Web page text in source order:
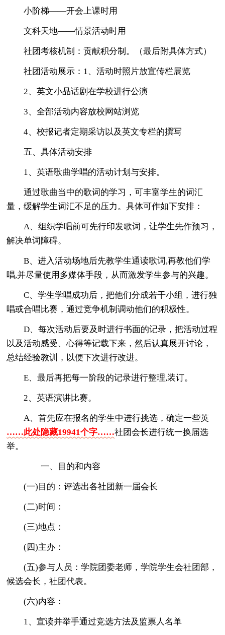
小阶梯——开会上课时用
文科天地——情景活动时用
社团考核机制：贡献积分制。（最后附具体方式）
社团活动展示：1、活动时照片放宣传栏展览
2、英文小品话剧在学校进行公演
3、全部活动内容放校网站浏览
4、校报记者定期采访以及英文专栏的撰写
五、具体活动安排
1、英语歌曲学唱的活动计划与安排。
通过歌曲当中的歌词的学习，可丰富学生的词汇
量，缓解学生词汇不足的压力。具体可作如下安排：
A、组织学唱前可先行印发歌词，让学生先作预习，
解决单词障碍。
B、进入活动场地后先教学生通读歌词,再教他们学
唱,并尽量使用多媒体手段，从而激发学生参与的兴趣。
C、学生学唱成功后，把他们分成若干小组，进行独
唱或合唱比赛，通过竞争机制调动他们的积极性。
D、每次活动后要及时进行书面的记录，把活动过程
以及活动感受、心得等记载下来，然后认真展开讨论，
总结经验教训，以便下次进行改进。
E、最后再把每一阶段的记录进行整理,装订。
2、英语演讲比赛。
A、首先应在报名的学生中进行挑选，确定一些英
……此处隐藏19941个字……社团会长进行统一换届选
举。
一、目的和内容
(一)目的：评选出各社团新一届会长
(二)时间：
(三)地点：
(四)主办：
(五)参与人员：学院团委老师，学院学生会社团部，
候选会长，社团代表。
(六)内容：
1、宣读并举手通过竞选方法及监票人名单